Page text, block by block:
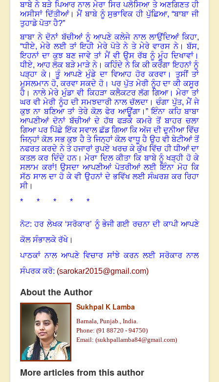
ਬਾਬੇ ਨੇ ਬੜੇ ਪਿਆਰ ਨਾਲ ਮੇਰਾ ਸਿਰ ਪਲੋਸਿਆ ਤੇ ਅਣਗਿਣਤ ਹੀ
ਅਸੀਸਾਂ ਦਿੱਤੀਆਂ। ਮੈਂ ਬਾਬੇ ਨੂੰ ਸੁਭਾਵਿਕ ਹੀ ਪੁੱਛਿਆ, “ਬਾਬਾ ਜੀ
ਤੁਹਾਡੇ ਪੋਤਾ ਹੈ?”
ਬਾਬਾ ਨੇ ਦੋਨਾਂ ਬੱਚੀਆਂ ਨੂੰ ਆਪਣੇ ਕਲੇਜੇ ਨਾਲ ਲਾਉਂਦਿਆਂ ਕਿਹਾ,
“ਧੀਏ, ਮੇਰੇ ਲਈ ਤਾਂ ਇਹੀ ਮੇਰੇ ਪੋਤੇ ਨੇ ਤੇ ਮੇਰੇ ਵਾਰਸ ਨੇ। ਬੱਸ,
ਇਹਨਾਂ ਦਾ ਕੁਝ ਬਣ ਜਾਵੇ ਤਾਂ ਮੈਂ ਵੀ ਉਸ ਰੱਬ ਨੂੰ ਮੂੰਹ ਦਿਖਾਵਾਂ ।
ਧੀਏ, ਆਹ ਲੋਕ ਬੜੇ ਮਾੜੇ ਨੇ। ਕਹਿੰਦੇ ਨੇ ਕਿ ਕੀ ਕਰੇਂਗਾ ਇਹਨਾਂ ਨੂੰ
ਪੜ੍ਹਾ ਕੇ। ਤੂੰ ਆਪਣੇ ਮੁੰਡੇ ਦਾ ਵਿਆਹ ਹੋਰ ਕਰਵਾ ।
ਤੁਸੀਂ ਤਾਂ
ਮੁਸਲਮਾਨ ਹੋ, ਕਰਵਾ ਸਕਦੇ ਹੋ। ਪਰ ਪੁੱਤ ਮੇਰੀ ਨੂੰਹ ਦਾ ਕੀ ਕਸੂਰ
ਹੈ। ਨਾਲੇ ਮੇਰੇ ਮੁੰਡਾ ਵੀ ਕਿਹੜਾ ਕਲੈਕਟਰ ਲੱਗ ਗਿਆ। ਮੇਰਾ ਤਾਂ
ਘਰ ਵੀ ਮੇਰੀ ਨੂੰਹ ਦੀ ਸਮਝਦਾਰੀ ਨਾਲ ਚੱਲਦਾ। ਚੰਗਾ ਪੁੱਤ, ਮੈਂ ਜੇ
ਕੁਝ ਨਾ ਬਣਿਆ ਤਾਂ ਤੇਰੇ ਕੋਲ਼ ਫੇਰ ਆਊਂਗਾ।” ਇੰਨਾ ਕਹਿ ਬਾਬਾ
ਆਪਣੀਆਂ ਦੋਨਾਂ ਬੱਚੀਆਂ ਦੇ ਹੱਥ ਫੜਕੇ ਕਮਰੇ ਤੋਂ ਬਾਹਰ ਚਲਾ
ਗਿਆ ਪਰ ਪਿੱਛੇ ਇੱਕ ਸਵਾਲ ਛੱਡ ਗਿਆ ਕਿ ਅੱਜ ਦੀ ਦੁਨੀਆਵਿੱਚ
ਜਿਨ੍ਹਾਂ ਕੋਲ਼ ਸਭ ਕੁਝ ਹੈ ਤੇ ਜਿਨ੍ਹਾਂ ਕੋਲ਼ ਵਾਧੂ ਹੈ ਉਹ ਵੀ ਬੇਟੀਆਂ ਤੋਂ
ਨਫਰਤ ਕਰਦੇ ਨੇ ਤੇ ਹਜਾਰਾਂ ਰੁਪਏ ਖਰਚ ਕੇ ਕੁੱਖ ਵਿੱਚ ਹੀ ਧੀਆਂ ਦਾ
ਕਤਲ ਕਰ ਦਿੰਦੇ ਹਨ। ਮੇਰਾ ਦਿਲ ਕੀਤਾ ਕਿ ਬਾਬੇ ਨੂੰ ਖੜ੍ਹੀ ਹੋ ਕੇ
ਸਲਾਮ ਕਰਾਂ! ਉਸਦਾ ਆਪਣੀਆਂ ਪੋਤਰੀਆਂ ਲਈ ਇੰਨਾ ਮੋਹ ਕਿ
ਸੱਠ ਸਾਲ ਦਾ ਹੋ ਕੇ ਵੀ ਉਹਨਾਂ ਦੇ ਭਵਿੱਖ ਲਈ ਸੰਘਰਸ਼ ਕਰ ਰਿਹਾ
ਸੀ।
* * * * *
ਨੋਟ: ਹਰ ਲੇਖਕ ‘ਸਰੋਕਾਰ’ ਨੂੰ ਭੇਜੀ ਗਈ ਰਚਨਾ ਦੀ ਕਾਪੀ ਆਪਣੇ
ਕੋਲ ਸੰਭਾਲਕੇ ਰੱਖੇ।
ਪਾਠਕਾਂ ਨਾਲ ਆਪਣੇ ਵਿਚਾਰ ਸਾਂਝੇ ਕਰਨ ਲਈ ਸਰੋਕਾਰ ਨਾਲ
ਸੰਪਰਕ ਕਰੋ: (sarokar2015@gmail.com)
About the Author
Sukhpal K Lamba
Barnala, Punjab., India.
Phone: (91 88720 - 94750)
Email: (sukhpallamba84@gmail.com)
More articles from this author